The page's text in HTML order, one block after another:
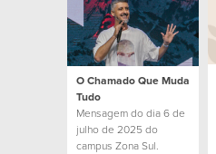
O Chamado Que Muda
Tudo
Mensagem do dia 6 de
julho de 2025 do
campus Zona Sul.